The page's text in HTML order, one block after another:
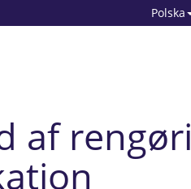
Polska
af